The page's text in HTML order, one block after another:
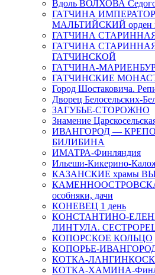
Вдоль ВОЛХОВА
ГАТЧИНА
МАЛЬТИЙСКИЙ орден
ГАТЧИНА
ГАТЧИНА
ГАТЧИНСКОЙ
ГАТЧИНА-
ГАТЧИНСКИЕ
Город Шостаковича.
Дворец Белосельских-
ЗАГУБЬЕ-СТОРОЖНО
Знамение
ИВАНГОРОД —
БИЛИБИНА
ИМАТРА-Финляндия
Ильеши-Кикерино-
КАЗАНСКИЕ храмы
особняки, дачи
КОНЕВЕЦ 1 день
КОНСТАНТИНО-
ЛИНТУЛА.
КОПОРСКОЕ КОЛЬЦО
КОПОРЬЕ-
КОТКА-
КОТКА-ХАМИНА-